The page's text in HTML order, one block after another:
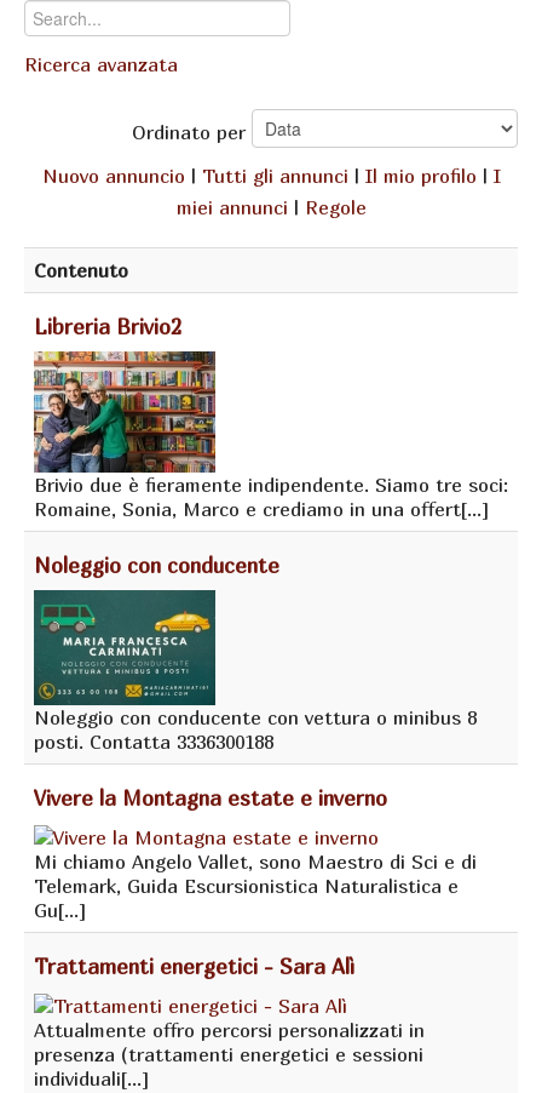
Ricerca avanzata
Ordinato per
Nuovo annuncio | Tutti gli annunci | Il mio profilo | I
miei annunci | Regole
Contenuto
Libreria Brivio2
Brivio due è fieramente indipendente. Siamo tre soci:
Romaine, Sonia, Marco e crediamo in una offert[...]
Noleggio con conducente
Noleggio con conducente con vettura o minibus 8
posti. Contatta 3336300188
Vivere la Montagna estate e inverno
Mi chiamo Angelo Vallet, sono Maestro di Sci e di
Telemark, Guida Escursionistica Naturalistica e
Gu[...]
Trattamenti energetici - Sara Alì
Attualmente offro percorsi personalizzati in
presenza (trattamenti energetici e sessioni
individuali[...]